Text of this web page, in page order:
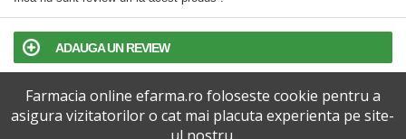
ADAUGA UN REVIEW
TERMENI SI CONDITII
Farmacia online efarma.ro foloseste cookie pentru a
asigura vizitatorilor o cat mai placuta experienta pe site-